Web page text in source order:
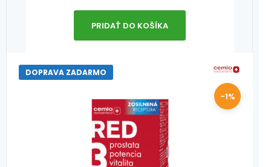
PRIDAŤ DO KOŠÍKA
DOPRAVA ZADARMO
-1%